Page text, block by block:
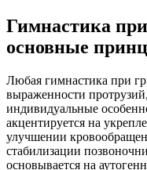
Гимнастика
основные
Любая гимнастика при
выраженности
индивидуальные
акцентируется на
улучшении
стабилизации
основывается на